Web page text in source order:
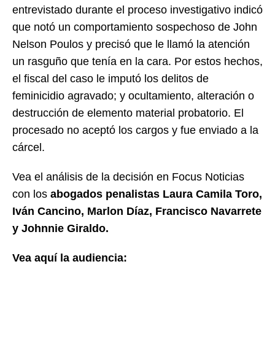
entrevistado durante el proceso investigativo indicó
que notó un comportamiento sospechoso de John
Nelson Poulos y precisó que le llamó la atención
un rasguño que tenía en la cara. Por estos hechos,
el fiscal del caso le imputó los delitos de
feminicidio agravado; y ocultamiento, alteración o
destrucción de elemento material probatorio. El
procesado no aceptó los cargos y fue enviado a la
cárcel.
Vea el análisis de la decisión en Focus Noticias
con los abogados penalistas Laura Camila Toro,
Iván Cancino, Marlon Díaz, Francisco Navarrete
y Johnnie Giraldo.
Vea aquí la audiencia: